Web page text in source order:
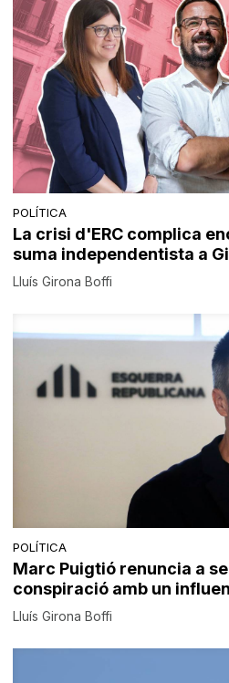
POLÍTICA
La crisi d'ERC complica
suma independentista a
Lluís Girona Boffi
POLÍTICA
Marc Puigtió renuncia a
conspiració amb un
Lluís Girona Boffi